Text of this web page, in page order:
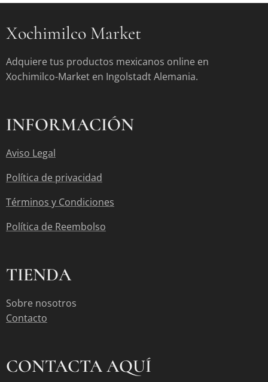
Xochimilco Market
Adquiere tus productos mexicanos online en
Xochimilco-Market en Ingolstadt Alemania.
INFORMACIÓN
Aviso Legal
Política de privacidad
Términos y Condiciones
Política de Reembolso
TIENDA
Sobre nosotros
Contacto
CONTACTA AQUÍ